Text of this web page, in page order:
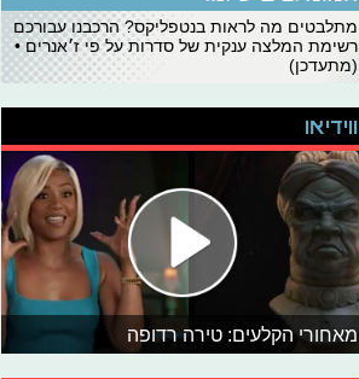
מתלבטים מה לראות בנטפליקס? הרכבנו עבורכם
רשימת המלצה ענקית של סדרות על פי ז׳אנרים •
(מתעדכן)
ווידיאו
מאחורי הקלעים: טירה רדופה